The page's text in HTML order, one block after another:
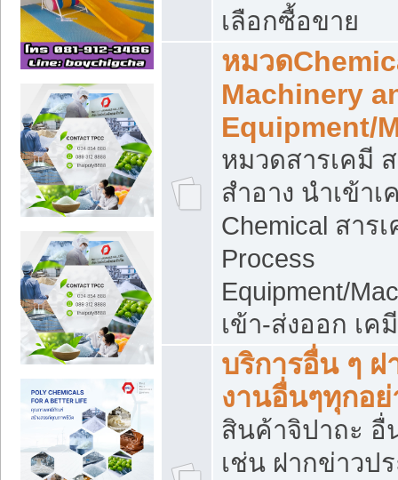
เลือกซื้อขาย
หมวด
Machinery
Equipment/
หมวดสารเคมี
สำอาง นำเข้
Chemical สาร
Process
Equipment/
เข้า-ส่งออก เ
บริการอื่น ๆ
งานอื่นๆทุกอ
สินค้าจิปาถะ อื่
เช่น ฝากข่าวป